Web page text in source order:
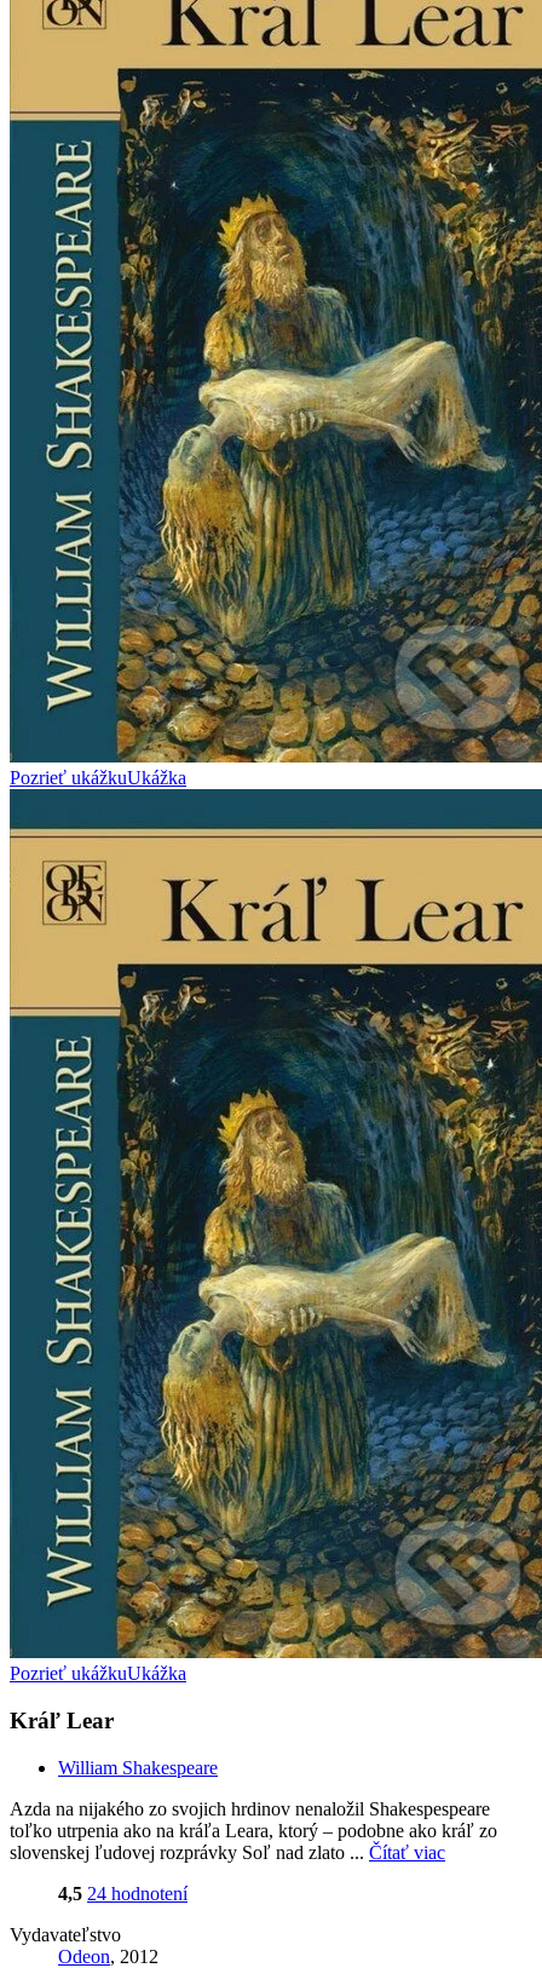
Pozrieť ukážkuUkážka
Pozrieť ukážkuUkážka
Kráľ Lear
William Shakespeare
Azda na nijakého zo svojich hrdinov nenaložil Shakespespeare
toľko utrpenia ako na kráľa Leara, ktorý – podobne ako kráľ zo
slovenskej ľudovej rozprávky Soľ nad zlato ... Čítať viac
4,5 24 hodnotení
Vydavateľstvo
Odeon, 2012